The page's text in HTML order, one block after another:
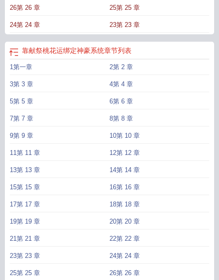
人尽皆知的工作狂，江衍平日里最为人所诟病的就是他的感情状况接近三十岁的
公司第二，爱情？爱情值多少美金？直到有一天，也许是老天都看不过去，给他
绑定了一个桃花运系统，不由分说扣他的钱然后送他桃花运如果是正经桃花运也
就算了，江衍勉强还能理解送些男人给他是怎么回事？江衍对这件事起了疑心，
通过暗中调查，他锁定了一个叫做程岁的女孩；如果他没猜错，他用钱换来的桃
花运，都是属于这个女孩儿的一开始的江衍：“哪里来的妖怪？眼光还这么差，竟
招惹一些渣男。”后来的江衍：“岁岁今天只花了五十万，是有什么心事吗？”——
距，一切为剧情服务哈~
26第 26 章 25第 25 章
24第 24 章 23第 23 章
靠献祭桃花运绑定神豪系统章节列表
1第一章 2第 2 章
3第 3 章 4第 4 章
5第 5 章 6第 6 章
7第 7 章 8第 8 章
9第 9 章 10第 10 章
11第 11 章 12第 12 章
13第 13 章 14第 14 章
15第 15 章 16第 16 章
17第 17 章 18第 18 章
19第 19 章 20第 20 章
21第 21 章 22第 22 章
23第 23 章 24第 24 章
25第 25 章 26第 26 章